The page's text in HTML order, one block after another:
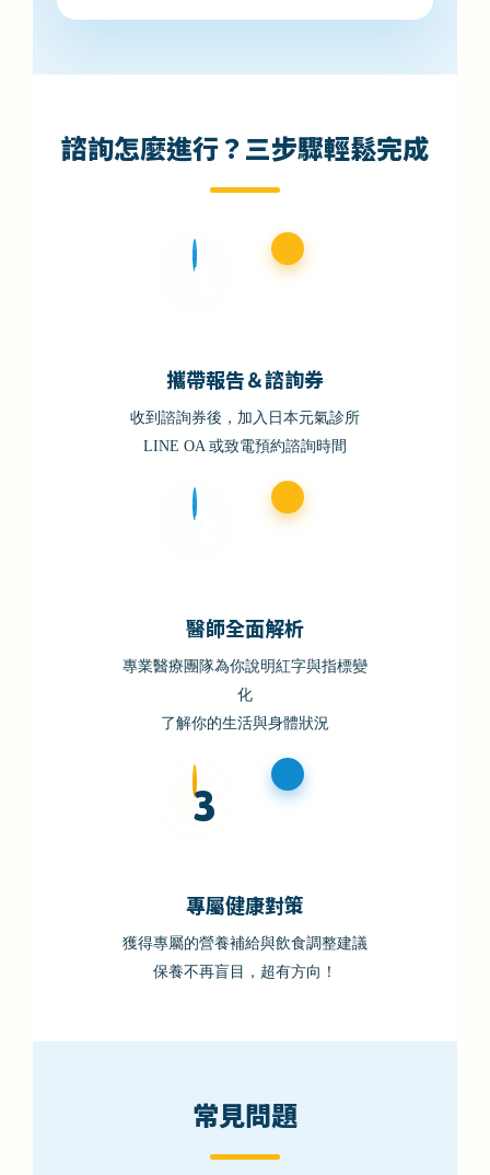
諮詢怎麼進行？三步驟輕鬆完成
1
攜帶報告＆諮詢券
收到諮詢券後，加入日本元氣診所
LINE OA 或致電預約諮詢時間
2
醫師全面解析
專業醫療團隊為你說明紅字與指標變
化
了解你的生活與身體狀況
3
專屬健康對策
獲得專屬的營養補給與飲食調整建議
保養不再盲目，超有方向！
常見問題